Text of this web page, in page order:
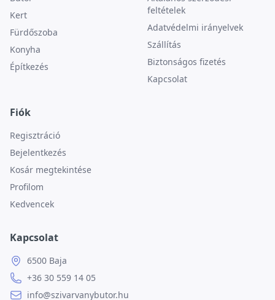
Kert
Fürdőszoba
Konyha
Építkezés
feltételek
Adatvédelmi irányelvek
Szállítás
Biztonságos fizetés
Kapcsolat
Fiók
Regisztráció
Bejelentkezés
Kosár megtekintése
Profilom
Kedvencek
Kapcsolat
6500 Baja
+36 30 559 14 05
info@szivarvanybutor.hu